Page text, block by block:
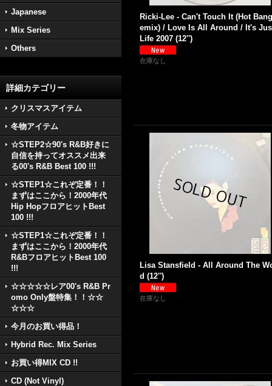
Japanese
Mix Series
Others
詳細カテゴリー
クリスマスアイテム
冬物アイテム
☆STEP2☆90's R&B好きに
自信を持ってオススメ出来
る00's R&B Best 100 !!!
☆STEP1☆これぞ定番！！
まずはここから！2000年代
Hip HopフロアヒットBest
100 !!!
☆STEP1☆これぞ定番！！
まずはここから！2000年代
R&BフロアヒットBest 100
!!!
☆☆☆☆☆レア00's R&B Pr
omo Only盤特集！！☆☆
☆☆☆
今月のお買い得品！
Hybrid Rec. Mix Series
お買い得MIX CD !!
CD (Not Vinyl)
Ricki-Lee - Can't Touch It (Hot
emix) / Love Is All Around / It's
Life 2007 (12'')
在庫なし
Lisa Stansfield - All Around The
d (12'')
在庫なし